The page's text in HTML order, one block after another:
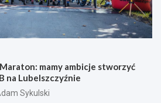
mamy ambicje stworzyć
na Lubelszczyźnie
Sykulski